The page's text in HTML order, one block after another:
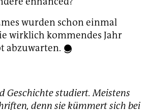
wurden schon einmal
wirklich kommendes Jahr
abzuwarten.
Geschichte studiert. Meistens
denn sie kümmert sich bei